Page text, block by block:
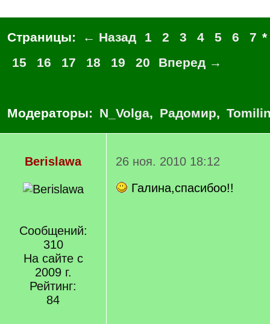
Страницы: ← Назад 1 2 3 4 5 6 7 *
15
16 17 18 19 20 Вперед →
Модераторы: N_Volga, Радомир,
Berislawa
Сообщений:
310
На сайте с
2009 г.
Рейтинг:
84
26 ноя. 2010 18:12
Галина,спасибоо!!